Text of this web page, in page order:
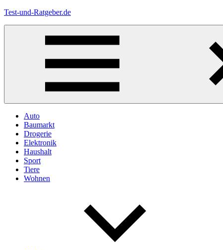
Zum
Test-und-Ratgeber.de
Menü
Auto
Baumarkt
Drogerie
Elektronik
Haushalt
Sport
Tiere
Wohnen